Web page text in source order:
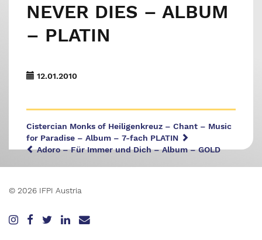
NEVER DIES – ALBUM
– PLATIN
12.01.2010
Cistercian Monks of Heiligenkreuz – Chant – Music
for Paradise – Album – 7-fach PLATIN
Adoro – Für Immer und Dich – Album – GOLD
© 2026 IFPI Austria